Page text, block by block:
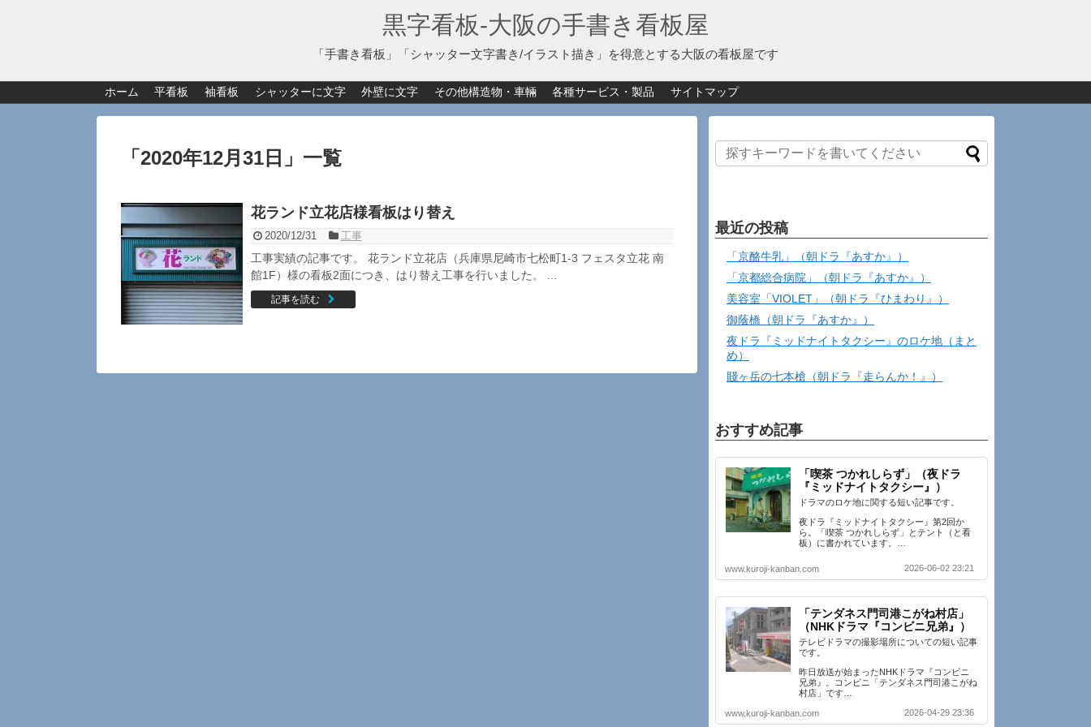
黒字看板‐大阪の手書き看板屋
「手書き看板」「シャッター文字書き/イラスト描き」を得意とする大阪の看板屋です
ホーム 平看板 袖看板 シャッターに文字 外壁に文字 その他構造物・車輛 各種サービス・製品 サイトマップ
「 2020年12月31日 」 一覧
花ランド立花店様看板はり替え
2020/12/31 工事
工事実績の記事です。 花ランド立花店（兵庫県尼崎市七松町1-3 フェスタ立花 南
館1F）様の看板2面につき、はり替え工事を行いました。 ...
記事を読む
最近の投稿
「京酪牛乳」（朝ドラ『あすか』）
「京都総合病院」（朝ドラ『あすか』）
美容室「VIOLET」（朝ドラ『ひまわり』）
御蔭橋（朝ドラ『あすか』）
夜ドラ『ミッドナイトタクシー』のロケ地（まと
め）
賤ヶ岳の七本槍（朝ドラ『走らんか！』）
おすすめ記事
「喫茶 つかれしらず」（夜ドラ
『ミッドナイトタクシー』）
ドラマのロケ地に関する短い記事です。
夜ドラ『ミッドナイトタクシー』第2回か
ら。「喫茶 つかれしらず」とテント（と看
板）に書かれています。…
www.kuroji-kanban.com 2026-06-02 23:21
「テンダネス門司港こがね村店」
（NHKドラマ『コンビニ兄弟』）
テレビドラマの撮影場所についての短い記事
です。
昨日放送が始まったNHKドラマ『コンビニ
兄弟』。コンビニ「テンダネス門司港こがね
村店」です…
www.kuroji-kanban.com 2026-04-29 23:36